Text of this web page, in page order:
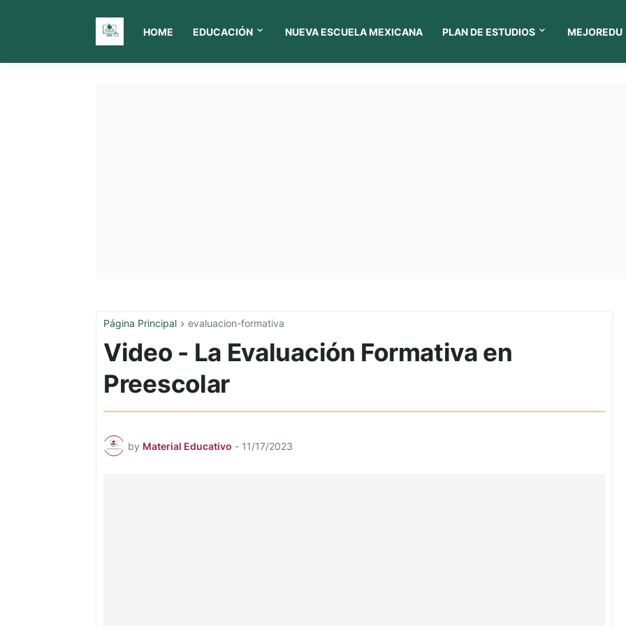
HOME EDUCACIÓN NUEVA ESCUELA MEXICANA PLAN DE ESTUDIOS MEJOREDU
Página Principal evaluacion-formativa
Video - La Evaluación Formativa en
Preescolar
by Material Educativo - 11/17/2023